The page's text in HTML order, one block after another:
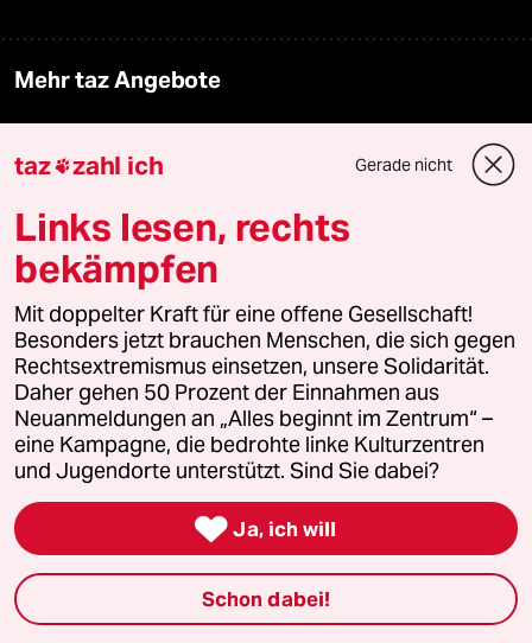
Mehr taz Angebote
Reisen
Kantine
Shop
Anzeigen
Fragen & Hilfe
Feedback
ePaper Login
taz zahl ich Gerade nicht
Links lesen, rechts
bekämpfen
Mit doppelter Kraft für eine offene Gesellschaft!
Besonders jetzt brauchen Menschen, die sich gegen
Rechtsextremismus einsetzen, unsere Solidarität.
Daher gehen 50 Prozent der Einnahmen aus
Neuanmeldungen an „Alles beginnt im Zentrum“ –
eine Kampagne, die bedrohte linke Kulturzentren
und Jugendorte unterstützt. Sind Sie dabei?
 Ja, ich will
Schon dabei!